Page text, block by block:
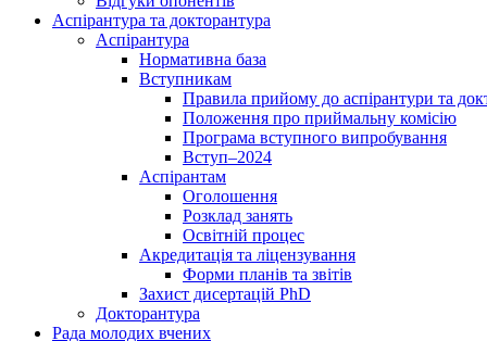
Аспірантура та докторантура
Аспірантура
Нормативна база
Вступникам
Правила прийому до аспірантури та
Положення про приймальну комісію
Програма вступного випробування
Вступ–2024
Аспірантам
Оголошення
Розклад занять
Освітній процес
Акредитація та ліцензування
Форми планів та звітів
Захист дисертацій PhD
Докторантура
Рада молодих вчених